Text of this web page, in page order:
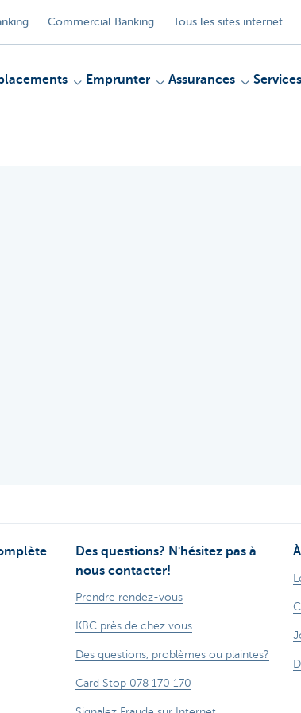
Commercial Banking Tous les sites internet
Emprunter Assurances
Des questions? N'hésitez pas à
nous contacter!
Prendre rendez-vous
KBC près de chez vous
Des questions, problèmes ou plaintes?
Card Stop 078 170 170